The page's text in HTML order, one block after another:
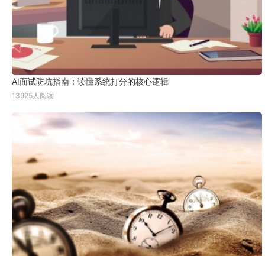
AI面试防坑指南：读懂系统打分的核心逻辑
13925人阅读